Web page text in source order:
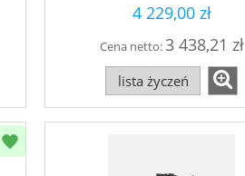
4 229,00 zł
Cena netto:3 438,21 zł
lista życzeń